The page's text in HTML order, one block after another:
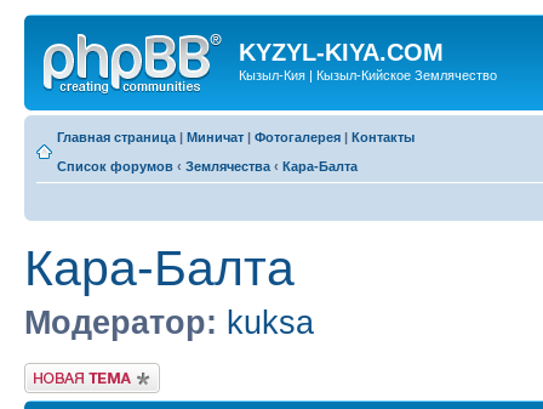
KYZYL-KIYA.COM
Кызыл-Кия | Кызыл-Кийское Землячество
Главная страница | Миничат | Фотогалерея | Контакты
Список форумов ‹ Землячества ‹ Кара-Балта
Кара-Балта
Модератор: kuksa
Новая тема